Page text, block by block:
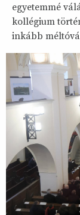
egyetemmé
kollégium
inkább